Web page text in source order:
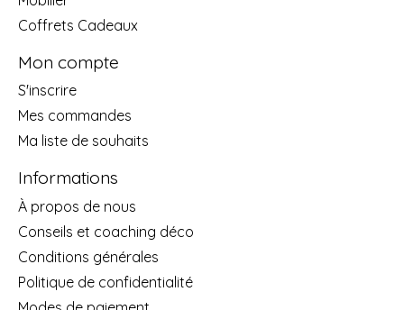
Coffrets Cadeaux
Mon compte
S'inscrire
Mes commandes
Ma liste de souhaits
Informations
À propos de nous
Conseils et coaching déco
Conditions générales
Politique de confidentialité